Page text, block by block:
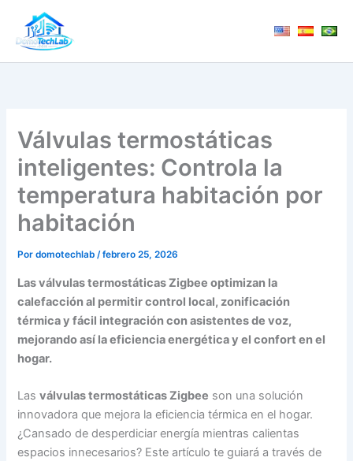
contenido
Válvulas termostáticas
inteligentes: Controla la
temperatura habitación por
habitación
Pordomotechlab/febrero 25, 2026
Las válvulas termostáticas Zigbee optimizan la
calefacción al permitir control local, zonificación
térmica y fácil integración con asistentes de voz,
mejorando así la eficiencia energética y el confort en el
hogar.
Lasválvulas termostáticas Zigbee son una solución
innovadora que mejora la eficiencia térmica en el hogar.
¿Cansado de desperdiciar energía mientras calientas
espacios innecesarios? Este artículo te guiará a través de